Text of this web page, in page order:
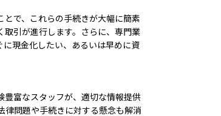
で、これらの手続きが大幅に簡素
引が進行します。さらに、専門業
現金化したい、あるいは早めに資
富なスタッフが、適切な情報提供
律問題や手続きに対する懸念も解消